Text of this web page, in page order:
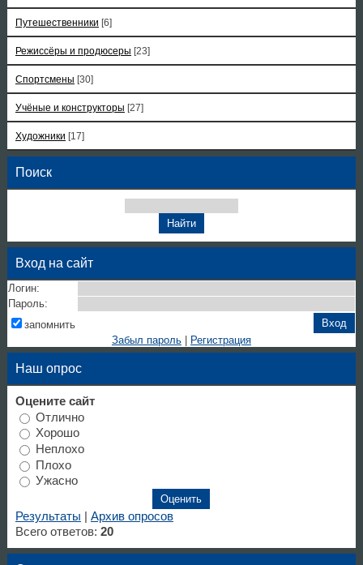
Путешественники [6]
Режиссёры и продюсеры [23]
Спортсмены [30]
Учёные и конструкторы [27]
Художники [17]
Поиск
Вход на сайт
Логин:
Пароль:
запомнить
Забыл пароль| Регистрация
Наш опрос
Оцените сайт
Отлично
Хорошо
Неплохо
Плохо
Ужасно
Результаты
Архив опросов
Всего ответов: 20